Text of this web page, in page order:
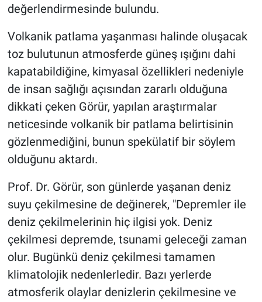
değerlendirmesinde bulundu.
Volkanik patlama yaşanması halinde oluşacak
toz bulutunun atmosferde güneş ışığını dahi
kapatabildiğine, kimyasal özellikleri nedeniyle
de insan sağlığı açısından zararlı olduğuna
dikkati çeken Görür, yapılan araştırmalar
neticesinde volkanik bir patlama belirtisinin
gözlenmediğini, bunun spekülatif bir söylem
olduğunu aktardı.
Prof. Dr. Görür, son günlerde yaşanan deniz
suyu çekilmesine de değinerek, "Depremler ile
deniz çekilmelerinin hiç ilgisi yok. Deniz
çekilmesi depremde, tsunami geleceği zaman
olur. Bugünkü deniz çekilmesi tamamen
klimatolojik nedenlerledir. Bazı yerlerde
atmosferik olaylar denizlerin çekilmesine ve